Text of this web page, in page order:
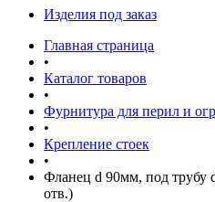
Изделия под заказ
Главная страница
•
Каталог товаров
•
Фурнитура для перил и
•
Крепление стоек
•
Фланец d 90мм, под трубу
отв.)